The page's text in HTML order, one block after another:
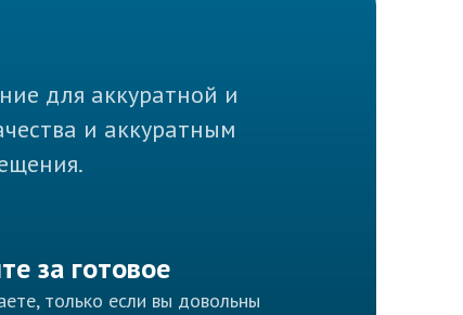
для аккуратной и
и аккуратным
за готовое
только если вы довольны